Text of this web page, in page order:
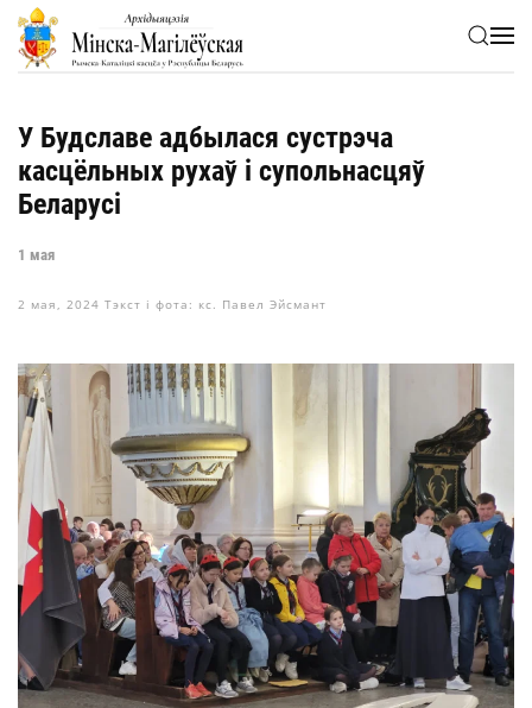
Skip to main content
У Будславе адбылася сустрэча
касцёльных рухаў і супольнасцяў
Беларусі
1 мая
2 мая, 2024 Тэкст і фота: кс. Павел Эйсмант